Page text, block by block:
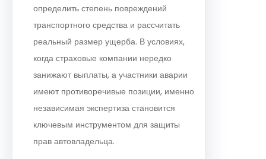
определить степень повреждений
транспортного средства и рассчитать
реальный размер ущерба. В условиях,
когда страховые компании нередко
занижают выплаты, а участники аварии
имеют противоречивые позиции, именно
независимая экспертиза становится
ключевым инструментом для защиты
прав автовладельца.